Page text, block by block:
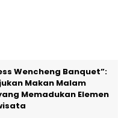
Wencheng Banquet”:
Makan Malam
Memadukan Elemen